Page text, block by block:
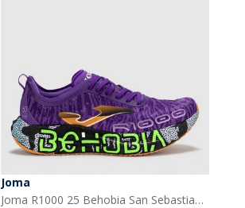
Joma
Joma R1000 25 Behobia San Sebastian Kulfiberplade Neutrale Løbesko Lilla